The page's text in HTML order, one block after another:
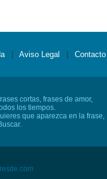
Aviso Legal Contacto
cortas, frases de amor,
los tiempos.
que aparezca en la frase,